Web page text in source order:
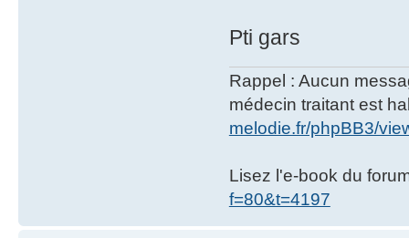
Pti gars
Rappel : Aucun
médecin traitant est
melodie.fr/phpBB3/
Lisez l'e-book du
f=80&t=4197